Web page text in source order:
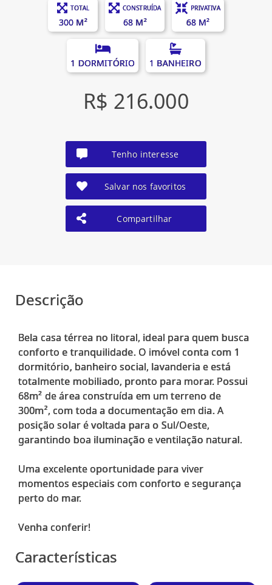
TOTAL
300 M²
CONSTRUÍDA
68 M²
PRIVATIVA
68 M²
1 DORMITÓRIO 1 BANHEIRO
R$ 216.000
Tenho interesse
Salvar nos favoritos
Compartilhar
Descrição
Bela casa térrea no litoral, ideal para quem busca
conforto e tranquilidade. O imóvel conta com 1
dormitório, banheiro social, lavanderia e está
totalmente mobiliado, pronto para morar. Possui
68m² de área construída em um terreno de
300m², com toda a documentação em dia. A
posição solar é voltada para o Sul/Oeste,
garantindo boa iluminação e ventilação natural.
Uma excelente oportunidade para viver
momentos especiais com conforto e segurança
perto do mar.
Características